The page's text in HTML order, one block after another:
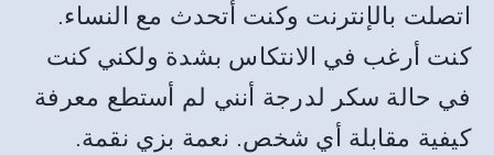
اتصلت بالإنترنت وكنت أتحدث مع النساء.
كنت أرغب في الانتكاس بشدة ولكني كنت
في حالة سكر لدرجة أنني لم أستطع معرفة
كيفية مقابلة أي شخص. نعمة بزي نقمة.